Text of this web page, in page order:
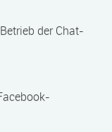
der Chat-